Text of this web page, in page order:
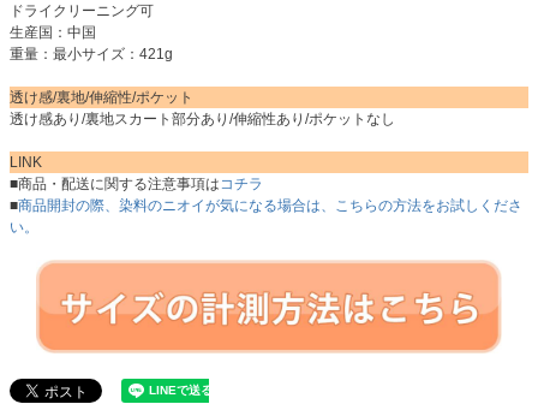
ドライクリーニング可
生産国：中国
重量：最小サイズ：421g
透け感/裏地/伸縮性/ポケット
透け感あり/裏地スカート部分あり/伸縮性あり/ポケットなし
LINK
■商品・配送に関する注意事項はコチラ
■商品開封の際、染料のニオイが気になる場合は、こちらの方法をお試しくださ
い。